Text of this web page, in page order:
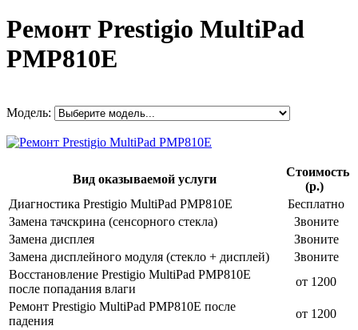
Ремонт Prestigio MultiPad
PMP810E
Модель:
Вид оказываемой услуги
Стоимость
(р.)
Диагностика Prestigio MultiPad PMP810E
Бесплатно
Замена тачскрина (сенсорного стекла)
Звоните
Замена дисплея
Звоните
Замена дисплейного модуля (стекло + дисплей)
Звоните
Восстановление Prestigio MultiPad PMP810E
после попадания влаги
от 1200
Ремонт Prestigio MultiPad PMP810E после
падения
от 1200